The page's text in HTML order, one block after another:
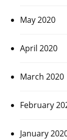
May 2020
April 2020
March 2020
February
January